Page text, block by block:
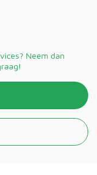
Neem dan